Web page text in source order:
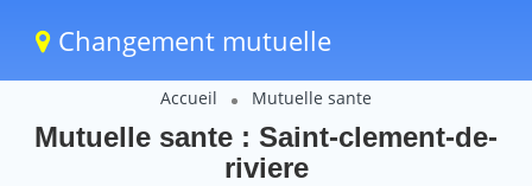
Changement mutuelle
Accueil Mutuelle sante
Mutuelle sante : Saint-clement-de-
riviere